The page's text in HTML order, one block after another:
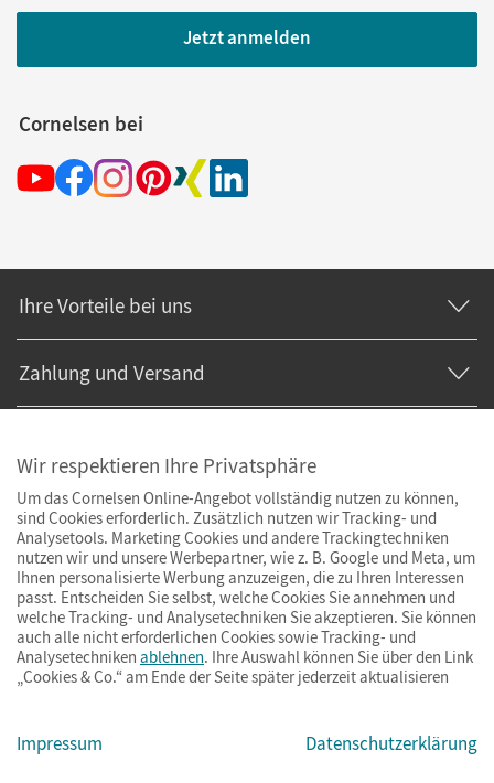
Jetzt anmelden
Cornelsen bei
Ihre Vorteile bei uns
Zahlung und Versand
© Cornelsen Verlag 2026
ImpressumAGBDatenschutzBarrierefreiheitCookies & Co.
Wir respektieren Ihre Privatsphäre
Um das Cornelsen Online-Angebot vollständig nutzen zu können,
sind Cookies erforderlich. Zusätzlich nutzen wir Tracking- und
Analysetools. Marketing Cookies und andere Trackingtechniken
nutzen wir und unsere Werbepartner, wie z. B. Google und Meta, um
Ihnen personalisierte Werbung anzuzeigen, die zu Ihren Interessen
passt. Entscheiden Sie selbst, welche Cookies Sie annehmen und
welche Tracking- und Analysetechniken Sie akzeptieren. Sie können
auch alle nicht erforderlichen Cookies sowie Tracking- und
Analysetechniken ablehnen. Ihre Auswahl können Sie über den Link
„Cookies & Co.“ am Ende der Seite später jederzeit aktualisieren
Impressum Datenschutzerklärung